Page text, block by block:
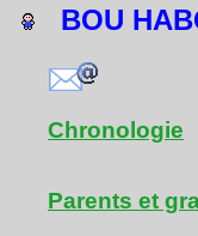
BOU
Chronologie
Parents et